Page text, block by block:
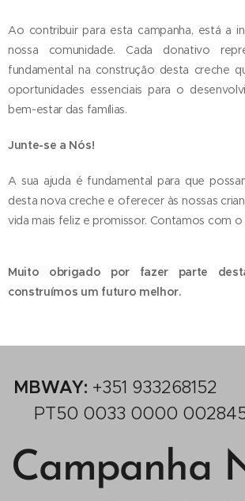
Ao contribuir para esta campanha, está a
nossa comunidade. Cada donativo
fundamental na construção desta creche
oportunidades essenciais para o
bem-estar das famílias.
Junte-se a Nós!
A sua ajuda é fundamental para que
desta nova creche e oferecer às nossas
vida mais feliz e promissor. Contamos com o
Muito obrigado por fazer parte
construímos um futuro melhor.
MBWAY: +351
PT50 0033 0000
Campanha